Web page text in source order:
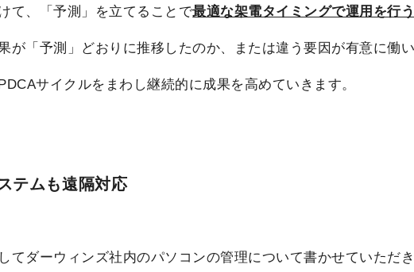
て、「予測」を立てることで最適な架電タイミングで運用を行
が「予測」どおりに推移したのか、または違う要因が有意に働い
サイクルをまわし継続的に成果を高めていきます。
テムも遠隔対応
てダーウィンズ社内のパソコンの管理について書かせていただき